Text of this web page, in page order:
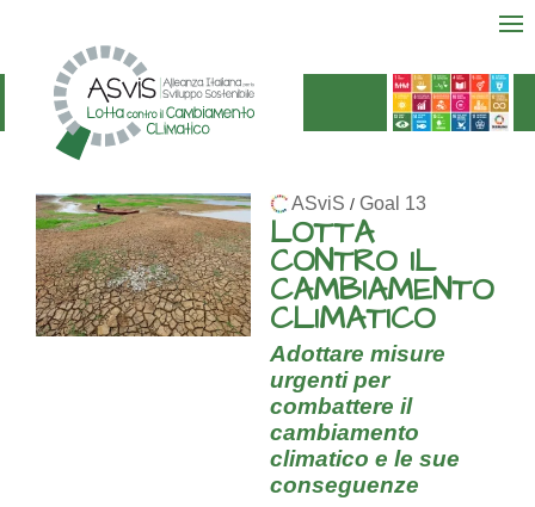
ASviS / Goal 13
LOTTA
CONTRO IL
CAMBIAMENTO
CLIMATICO
Adottare misure
urgenti per
combattere il
cambiamento
climatico e le sue
conseguenze